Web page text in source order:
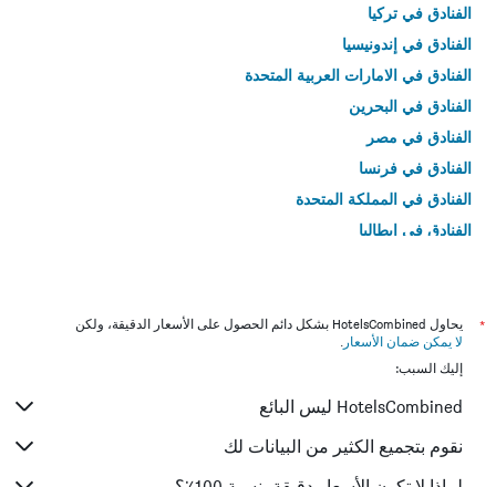
الفنادق في تركيا
الفنادق في إندونيسيا
الفنادق في الامارات العربية المتحدة
الفنادق في البحرين
الفنادق في مصر
الفنادق في فرنسا
الفنادق في المملكة المتحدة
الفنادق في إيطاليا
*
يحاول HotelsCombined بشكل دائم الحصول على الأسعار الدقيقة، ولكن
لا يمكن ضمان الأسعار .
إليك السبب:
HotelsCombined ليس البائع
نقوم بتجميع الكثير من البيانات لك